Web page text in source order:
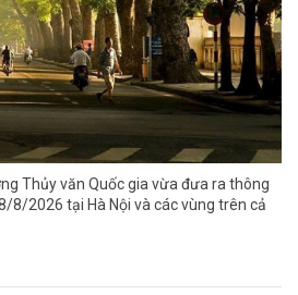
Thủy văn Quốc gia vừa đưa ra thông
8/2026 tại Hà Nội và các vùng trên cả